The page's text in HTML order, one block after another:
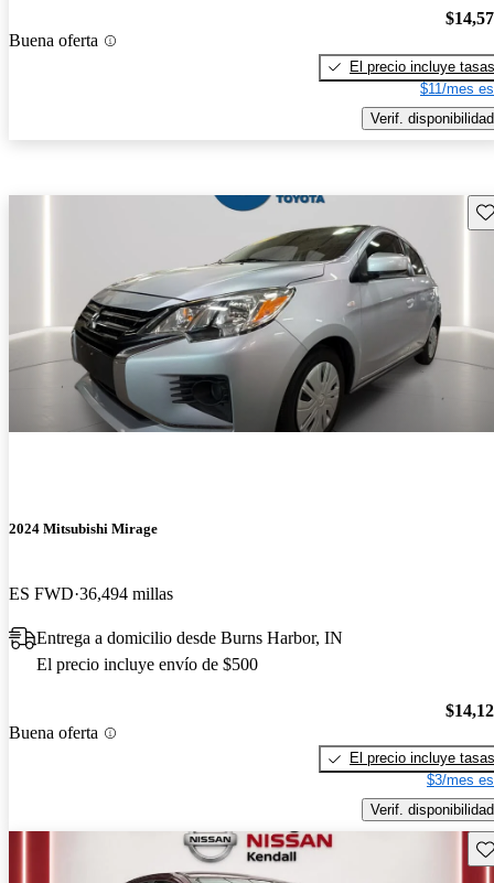
Buena oferta
El precio incluye tasas
$11/mes
Verif. disponibilidad
2024 Mitsubishi Mirage
ES FWD 36,494 millas
Entrega a domicilio desde Burns Harbor, IN
El precio incluye envío de $500
Buena oferta
El precio incluye tasas
$3/mes
Verif. disponibilidad